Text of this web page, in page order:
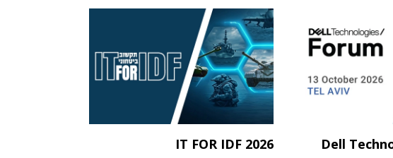
Dell
IT FOR IDF 2026